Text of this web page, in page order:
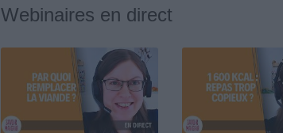
Webinaires en direct